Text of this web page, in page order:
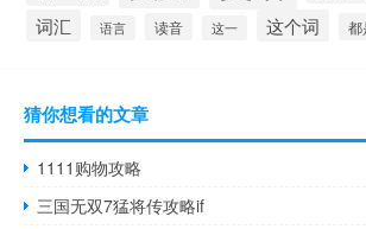
词汇 语言 读音 这一 这个词 都
猜你想看的文章
1111购物攻略
三国无双7猛将传攻略if